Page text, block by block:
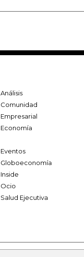
Análisis
Comunidad
Empresarial
Economía
Eventos
Globoeconomía
Inside
Ocio
Salud Ejecutiva